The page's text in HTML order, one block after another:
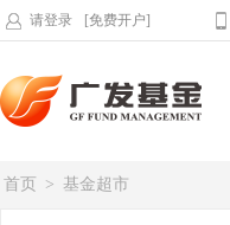
请登录 [免费开户]
首页 > 基金超市